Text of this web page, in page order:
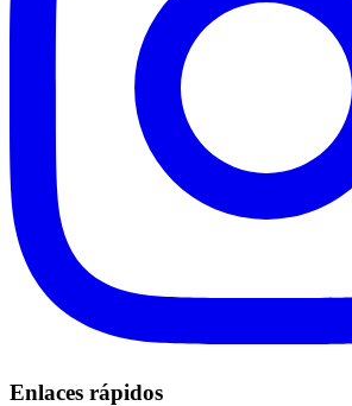
Enlaces rápidos